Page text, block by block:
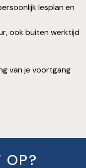
lesplan en
ook buiten werktijd
van je voortgang
OP?